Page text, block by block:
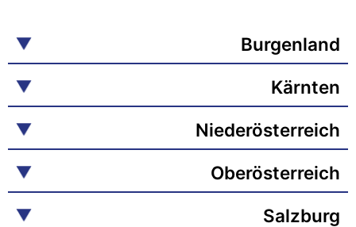
Burgenland
Kärnten
Niederösterreich
Oberösterreich
Salzburg